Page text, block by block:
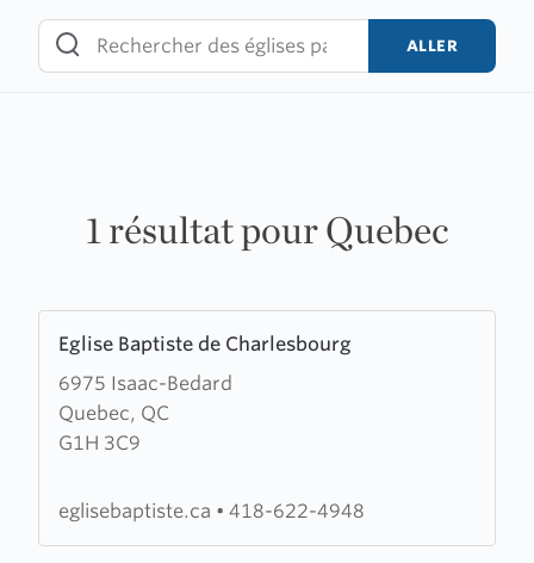
content
ALLER
1 résultat pour Quebec
Eglise Baptiste de Charlesbourg
6975 Isaac-Bedard
Quebec, QC
G1H 3C9
more
about
Eglise
Baptiste
Charlesbourg
eglisebaptiste.ca • 418-622-4948